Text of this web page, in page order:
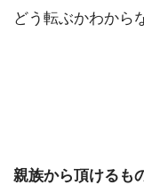
どう転ぶかわから
親族から頂けるも